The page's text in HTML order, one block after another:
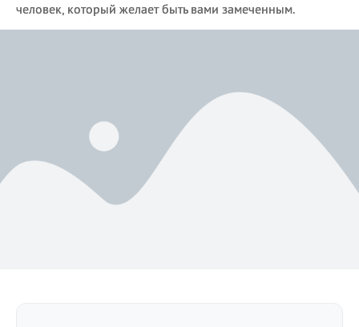
человек, который желает быть вами замеченным.